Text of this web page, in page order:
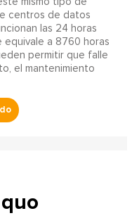
centros de datos
las 24 horas
equivale a 8760 horas
permitir que falle
el mantenimiento